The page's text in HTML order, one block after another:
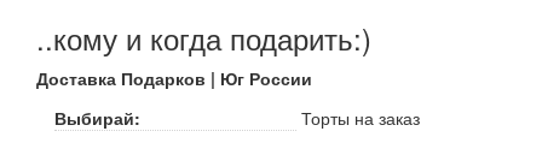
..кому и когда подарить:)
Доставка Подарков | Юг России
Выбирай:
Торты на заказ